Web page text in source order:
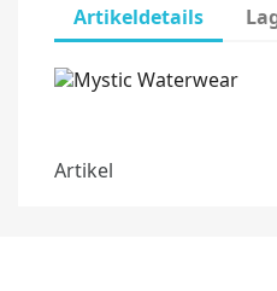
Artikeldetails
Artikel